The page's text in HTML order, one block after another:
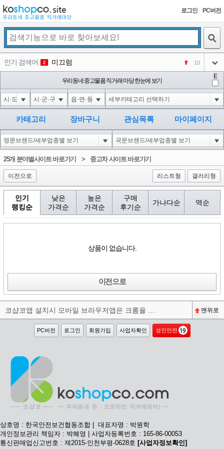
로그인 PC버전
인기 검색어 2 미끄럼 10
코샵
아이콘
4 1-1); waitfor delay '0:0:15' --
아이콘
5 1*if(now()=sysdate(),sleep(15),0)
아이콘
2
6 10'XOR(1*if(now()=sysdate(),sleep(15),0))XOR'Z
아이콘
2
1
우리동네 중고물품 직거래 마당 한눈에 보기
E
카테고리 장바구니 관심목록 마이페이지
25개 분야별사이트 바로가기 > 중고차 사이트 바로가기
이전으로 리스트형 갤러리형
인기
랭킹순
낮은
가격순
높은
가격순
구매
후기순
가나다순 역순
상품이 없습니다.
이전으로
맨위로
PC버전 로그인 회원가입 사업자확인 성인안전
상호명 : 한국안전보건협동조합 | 대표자명 : 박원학
개인정보관리 책임자 : 박혜영 | 사업자등록번호 : 165-86-00053
통신판매업신고번호 : 제2015-인천부평-0628호 [사업자정보확인]